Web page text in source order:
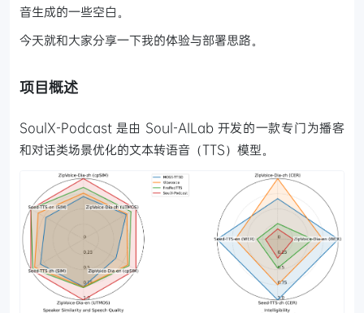
音生成的一些空白。
今天就和大家分享一下我的体验与部署思路。
项目概述
SoulX-Podcast 是由 Soul-AILab 开发的一款专门为播客
和对话类场景优化的文本转语音（TTS）模型。